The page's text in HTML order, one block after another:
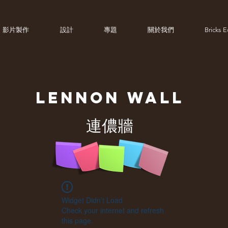
影片製作 設計 專題 關於我們 Bricks
LENNON WALL
連儂牆
Widget Didn’t Load
Check your internet and refresh
this page.